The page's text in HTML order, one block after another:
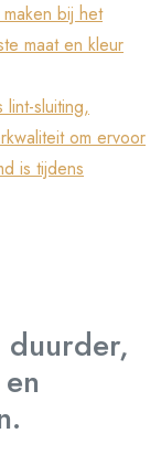
bij het
maat en kleur
sluiting,
om ervoor
is tijdens
duurder,